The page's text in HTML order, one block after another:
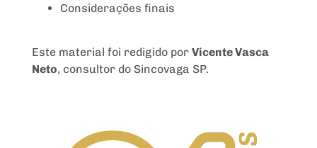
Considerações finais
Este material foi redigido por Vicente Vasca
Neto, consultor do Sincovaga SP.